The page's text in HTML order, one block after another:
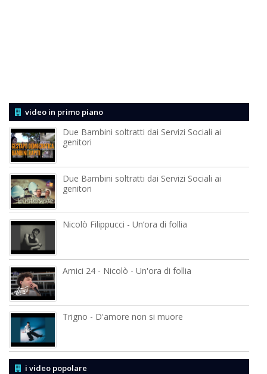
video in primo piano
Due Bambini soltratti dai Servizi Sociali ai
genitori
Due Bambini soltratti dai Servizi Sociali ai
genitori
Nicolò Filippucci - Un’ora di follia
Amici 24 - Nicolò - Un'ora di follia
Trigno - D'amore non si muore
i video popolare